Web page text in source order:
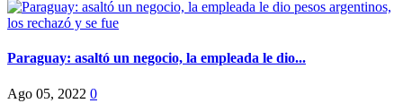
Paraguay: asaltó un negocio, la empleada le dio...
Ago 05, 2022 0